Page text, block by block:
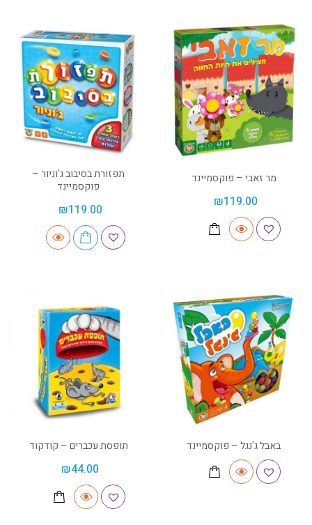
מר זאבי – פוקסמיינד
₪119.00
תפזורת בסיבוב ג'וניור –
פוקסמיינד
₪119.00
באבל ג'נגל – פוקסמיינד תופסת עכברים – קודקוד
₪44.00